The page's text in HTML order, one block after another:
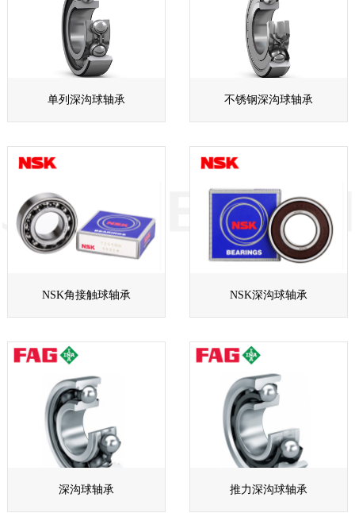
单列深沟球轴承 不锈钢深沟球轴承
NSK角接触球轴承 NSK深沟球轴承
深沟球轴承 推力深沟球轴承